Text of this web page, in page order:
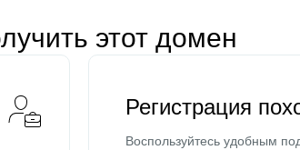
этот домен
Регистрация
Воспользуйтесь удобным